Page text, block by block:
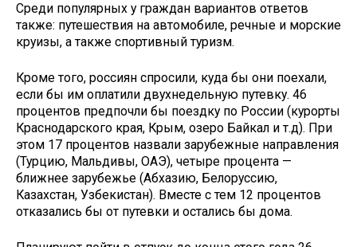
Среди популярных у граждан вариантов ответов
также: путешествия на автомобиле, речные и морские
круизы, а также спортивный туризм.
Кроме того, россиян спросили, куда бы они поехали,
если бы им оплатили двухнедельную путевку. 46
процентов предпочли бы поездку по России (курорты
Краснодарского края, Крым, озеро Байкал и т.д). При
этом 17 процентов назвали зарубежные направления
(Турцию, Мальдивы, ОАЭ), четыре процента —
ближнее зарубежье (Абхазию, Белоруссию,
Казахстан, Узбекистан). Вместе с тем 12 процентов
отказались бы от путевки и остались бы дома.